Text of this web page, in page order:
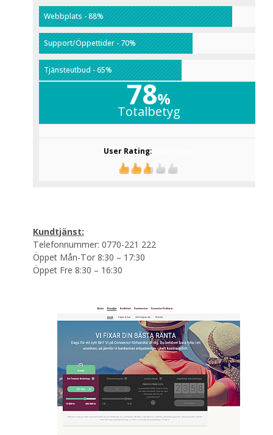
Webbplats - 88%
Support/Öppettider - 70%
Tjänsteutbud - 65%
78%
Totalbetyg
User Rating:
Kundtjänst:
Telefonnummer: 0770-221 222
Öppet Mån-Tor 8:30 – 17:30
Öppet Fre 8:30 – 16:30